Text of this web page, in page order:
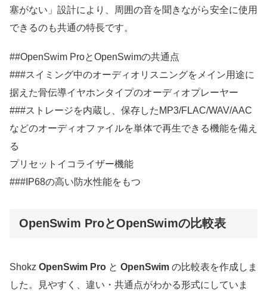
塞がない」設計により、周囲の音を聞きながら安全に使用
できるのも共通の特長です。
##OpenSwim ProとOpenSwimの共通点
###スイミング中のオーディオリスニングをメイン用途に
据えた骨伝導イヤホンタイプのオーディオプレーヤー
###ストレージを内蔵し、保存したMP3/FLAC/WAV/AAC
などのオーディオファイルを単体で再生できる機能を備え
る
プリセットイコライザー機能
###IP68の高い防水性能をもつ
OpenSwim ProとOpenSwimの比較表
Shokz OpenSwim Pro と OpenSwim の比較表を作成しま
した。見やすく、違い・共通点がわかる形式にしていま